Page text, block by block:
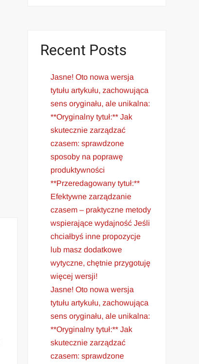
Recent Posts
Jasne! Oto nowa wersja
tytułu artykułu, zachowująca
sens oryginału, ale unikalna:
**Oryginalny tytuł:** Jak
skutecznie zarządzać
czasem: sprawdzone
sposoby na poprawę
produktywności
**Przeredagowany tytuł:**
Efektywne zarządzanie
czasem – praktyczne metody
wspierające wydajność Jeśli
chciałbyś inne propozycje
lub masz dodatkowe
wytyczne, chętnie przygotuję
więcej wersji!
Jasne! Oto nowa wersja
tytułu artykułu, zachowująca
sens oryginału, ale unikalna:
**Oryginalny tytuł:** Jak
skutecznie zarządzać
czasem: sprawdzone